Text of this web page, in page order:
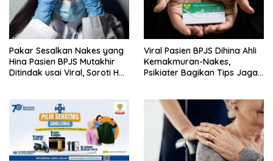
Pakar Sesalkan Nakes yang
Hina Pasien BPJS Mutakhir
Ditindak usai Viral, Soroti Hal
Viral Pasien BPJS Dihina Ahli
Kemakmuran-Nakes,
Psikiater Bagikan Tips Jaga